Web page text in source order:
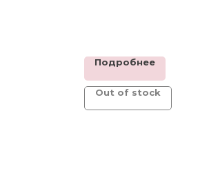
Подробнее
Out of stock